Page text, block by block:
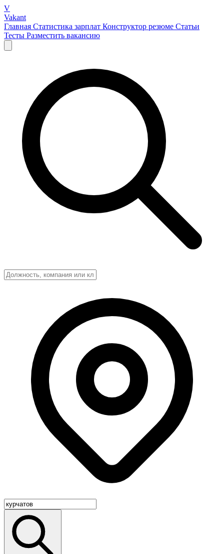
V
Vakant
Главная Статистика зарплат Конструктор резюме Статьи
Тесты Разместить вакансию